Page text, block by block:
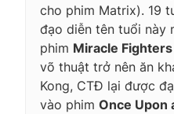
cho phim Matrix). 19
đạo diễn tên tuổi này
phim Miracle
võ thuật trở nên ăn
Kong, CTĐ lại được
vào phim Once Upon